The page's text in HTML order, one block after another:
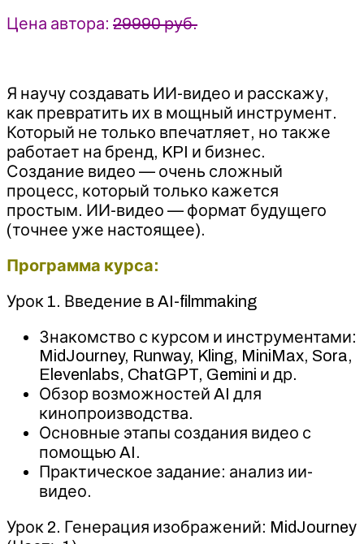
Цена автора: 29990 руб.
Я научу создавать ИИ-видео и расскажу,
как превратить их в мощный инструмент.
Который не только впечатляет, но также
работает на бренд, KPI и бизнес.
Создание видео — очень сложный
процесс, который только кажется
простым. ИИ-видео — формат будущего
(точнее уже настоящее).
Программа курса:
Урок 1. Введение в AI-filmmaking
Знакомство с курсом и инструментами:
MidJourney, Runway, Kling, MiniMax, Sora,
Elevenlabs, ChatGPT, Gemini и др.
Обзор возможностей AI для
кинопроизводства.
Основные этапы создания видео с
помощью AI.
Практическое задание: анализ ии-
видео.
Урок 2. Генерация изображений: MidJourney